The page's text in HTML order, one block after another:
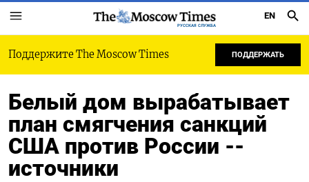
РУССКАЯ СЛУЖБА
EN
Поддержите The Moscow Times ПОДДЕРЖАТЬ
Белый дом вырабатывает
план смягчения санкций
США против России --
источники